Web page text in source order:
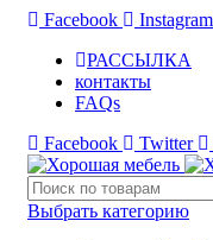
Facebook Instagram
РАССЫЛКА
контакты
FAQs
Facebook
Twitter
Выбрать категорию